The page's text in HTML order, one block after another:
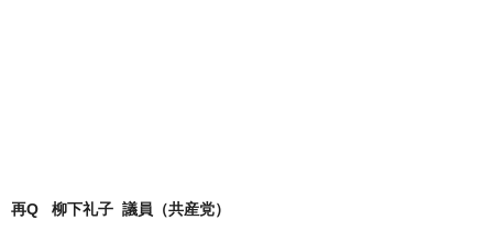
再Q 柳下礼子 議員（共産党）